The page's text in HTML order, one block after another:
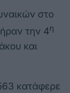
στο
την 4η
και
κατάφερε